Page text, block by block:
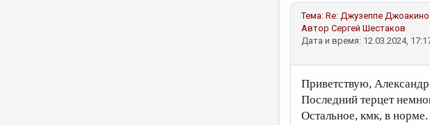
Тема: Re: Джузеппе
Автор Сергей Шестаков
Дата и время: 12.03.2024,
Приветствую,
Последний терцет
Остальное, кмк, в норме.